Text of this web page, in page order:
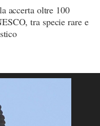
accerta oltre 100
tra specie rare e